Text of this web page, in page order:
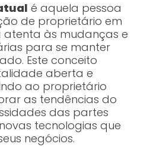
é aquela pessoa
de proprietário em
atenta às mudanças e
para se manter
Este conceito
aberta e
ao proprietário
as tendências do
das partes
tecnologias que
negócios.